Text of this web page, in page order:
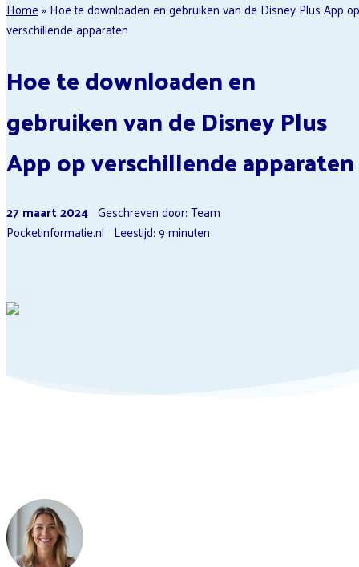
streamingdiensten
Spotify
Uitzetten
Abonnement
Lebara Opzeggen
Home»Hoe te downloaden en gebruiken van de Disney Plus App op
verschillende apparaten
Hoe te downloaden en
gebruiken van de Disney Plus
App op verschillende apparaten
27 maart 2024 Geschreven door: Team
Pocketinformatie.nl Leestijd:9minuten